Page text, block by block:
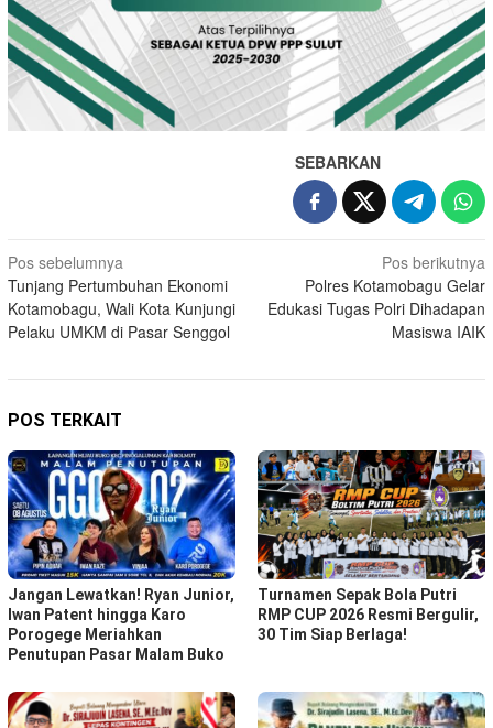
SEBARKAN
Navigasi
pos
Pos sebelumnya
Tunjang Pertumbuhan Ekonomi
Kotamobagu, Wali Kota Kunjungi
Pelaku UMKM di Pasar Senggol
Pos berikutnya
Polres Kotamobagu Gelar
Edukasi Tugas Polri Dihadapan
Masiswa IAIK
POS TERKAIT
Jangan Lewatkan! Ryan Junior,
Iwan Patent hingga Karo
Porogege Meriahkan
Penutupan Pasar Malam Buko
Turnamen Sepak Bola Putri
RMP CUP 2026 Resmi Bergulir,
30 Tim Siap Berlaga!